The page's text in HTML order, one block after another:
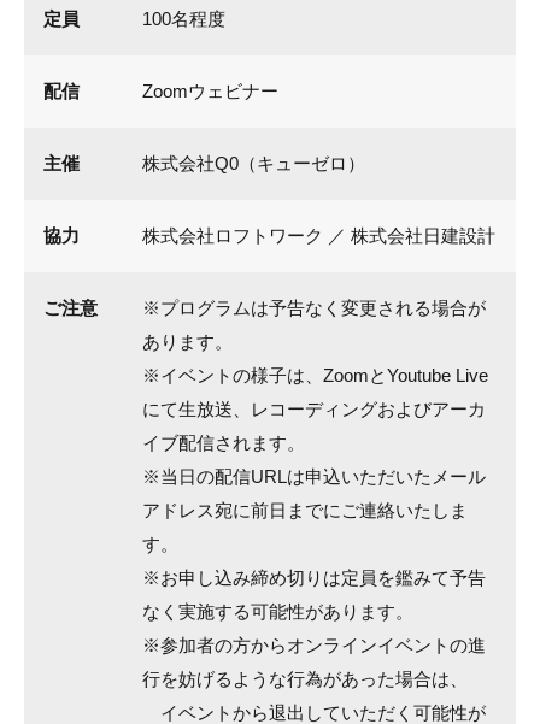
定員 100名程度
配信 Zoomウェビナー
主催 株式会社Q0（キューゼロ）
協力 株式会社ロフトワーク ／ 株式会社日建設計
ご注意
※プログラムは予告なく変更される場合が
あります。
※イベントの様子は、ZoomとYoutube Live
にて生放送、レコーディングおよびアーカ
イブ配信されます。
※当日の配信URLは申込いただいたメール
アドレス宛に前日までにご連絡いたしま
す。
※お申し込み締め切りは定員を鑑みて予告
なく実施する可能性があります。
※参加者の方からオンラインイベントの進
行を妨げるような行為があった場合は、
イベントから退出していただく可能性が